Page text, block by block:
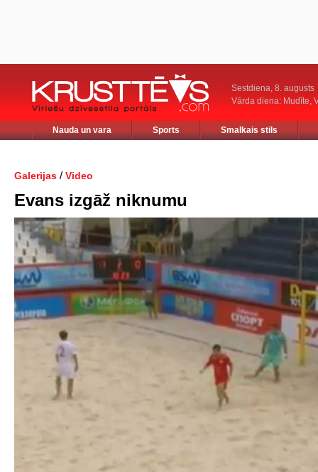
Sestdiena, 8. augusts
Vārda diena: Mudīte,
Nauda un vara Sports Smalkais stils
Galerijas / Video
Evans izgāž niknumu